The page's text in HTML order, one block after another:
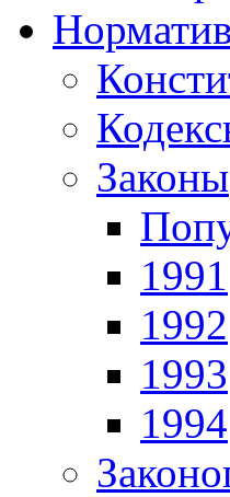
Законы
1991
1992
1993
1994